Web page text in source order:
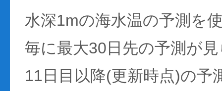
水深1mの海水温の予測を
毎に最大30日先の予測が
11日目以降(更新時点)の予